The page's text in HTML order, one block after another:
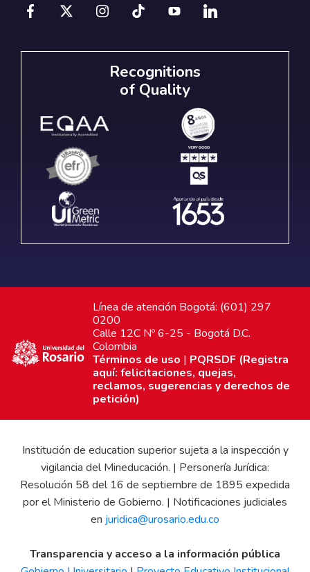
Recognitions
of Quality
Línea de atención Bogotá: (601) 297
0200
Calle 12C Nº 6-25 - Bogotá D.C.
Colombia
Términos de uso | PQRSDF (Registra
aquí: felicitaciones, quejas,
reclamos, sugerencias y derechos de
petición)
Institución de education superior sujeta a la inspección y
vigilancia del Mineducación. | Personería Jurídica:
Resolución 58 del 16 de septiembre de 1895 expedida
por el Ministerio de Gobierno. | Notificaciones judiciales
en juridica@urosario.edu.co
Transparencia y acceso a la información pública